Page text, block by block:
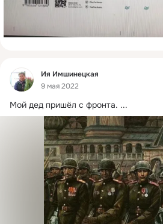
Фид
Ия Имшинецкая
9 мая 2022
Мой дед пришёл с фронта. ...